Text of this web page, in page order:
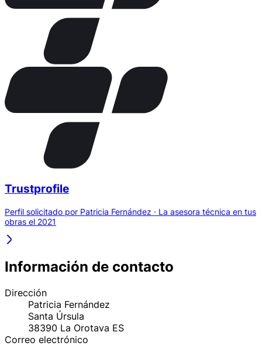
Trustprofile
Perfil solicitado por Patricia Fernández · La asesora técnica en tus
obras el 2021
Información de contacto
Dirección
Patricia Fernández
Santa Úrsula
38390 La Orotava ES
Correo electrónico